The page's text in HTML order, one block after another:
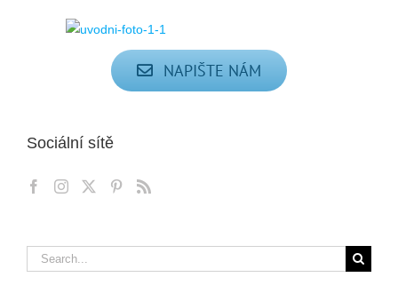
NAPIŠTE NÁM
Sociální sítě
Search